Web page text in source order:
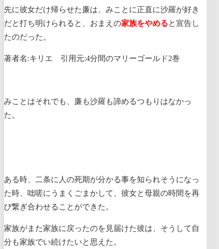
先に彼女だけ帰らせた廉は、みことに正直に沙羅が好き
だと打ち明けられると、おまえの家族をやめると宣告し
たのだった。
著者名:キリエ 引用元:4分間のマリーゴールド2巻
みことはそれでも、廉も沙羅も諦めるつもりはなかっ
た。
ある時、二条に人の死期が分かる事を知られそうになっ
た時、咄嗟にうまくごまかして、彼女と母親の時間を再
び繋ぎ合わせることができた。
家族がまた家族に戻ったのを見届けた彼は、そうして自
分も家族でい続けたいと思えた。